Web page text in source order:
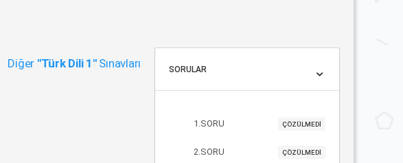
Diğer "Türk Dili 1"Sınavları SORULAR
1.SORU ÇÖZÜLMEDİ
2.SORU ÇÖZÜLMEDİ